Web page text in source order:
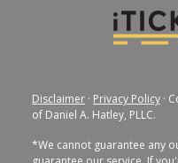
Disclaimer · Privacy Policy ·
of Daniel A. Hatley, PLLC.
*We cannot guarantee any